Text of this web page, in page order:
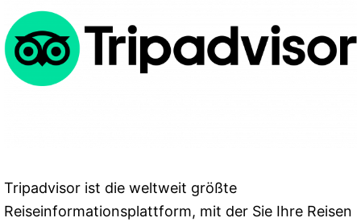
Tripadvisor ist die weltweit größte
Reiseinformationsplattform, mit der Sie Ihre Reisen